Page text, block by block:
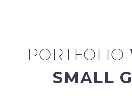
PORTFOLIO
SMALL